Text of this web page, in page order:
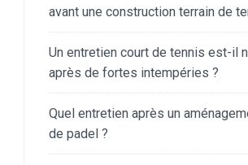
avant une construction terrain de
Un entretien court de tennis est-il
après de fortes intempéries ?
Quel entretien après un
de padel ?